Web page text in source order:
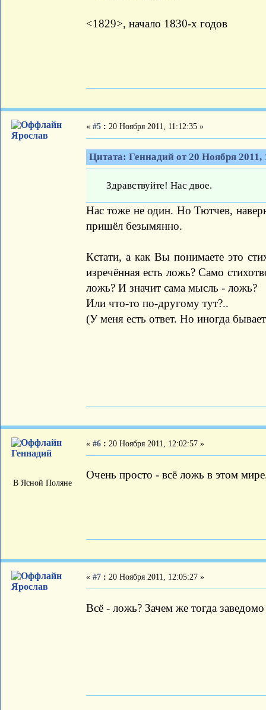
<1829>, начало 1830-х годов
Ярослав
« #5 : 20 Ноября 2011, 11:12:35 »
Цитата: Геннадий от 20 Ноября 2011,
Здравствуйте! Нас двое.
Нас тоже не один. Но Тютчев,
пришёл безымянно.
Кстати, а как Вы понимаете это
изречённая есть ложь? Само
ложь? И значит сама мысль - ложь?
Или что-то по-другому тут?..
(У меня есть ответ. Но иногда
Геннадий
В Ясной Поляне
« #6 : 20 Ноября 2011, 12:02:57 »
Очень просто - всё ложь в этом
Ярослав
« #7 : 20 Ноября 2011, 12:05:27 »
Всё - ложь? Зачем же тогда